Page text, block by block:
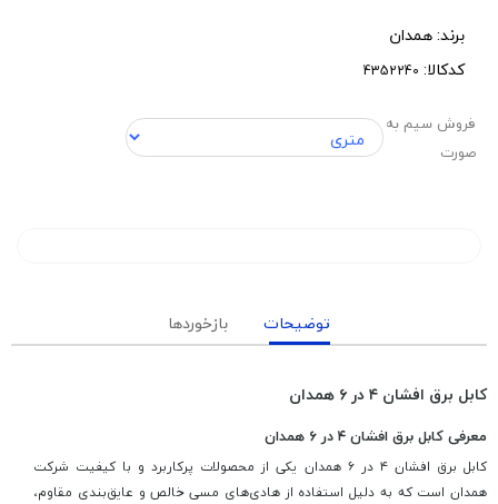
برند:همدان
کدکالا:
فروش سیم به
صورت
توضیحات بازخوردها
کابل برق افشان ۴ در ۶ همدان
معرفی کابل برق افشان ۴ در ۶ همدان
کابل برق افشان ۴ در ۶ همدان یکی از محصولات پرکاربرد و با کیفیت شرکت
همدان است که به دلیل استفاده از هادی‌های مسی خالص و عایق‌بندی مقاوم،